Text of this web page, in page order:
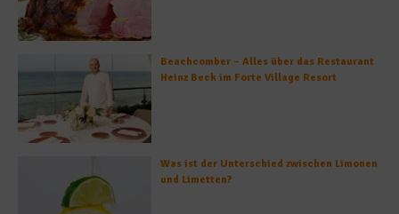
Beachcomber – Alles über das Restaurant
Heinz Beck im Forte Village Resort
Was ist der Unterschied zwischen Limonen
und Limetten?